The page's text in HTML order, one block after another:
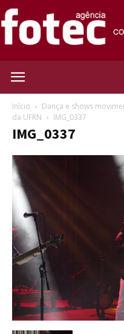
Início
Dança e shows
da UFRN
IMG_0337
IMG_0337